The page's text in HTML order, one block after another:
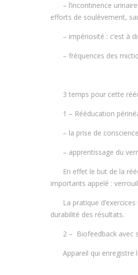
– l’incontinence
efforts de soulèvement,
– impériosité : c’est à
– fréquences des
3 temps pour cette
1 – Rééducation
– la prise de
– apprentissage du
En effet le but de la
importants appelé :
La pratique
durabilité des résultats.
2 – Biofeedback avec
Appareil qui enregistre